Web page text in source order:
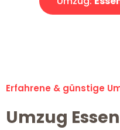
Erfahrene & günstige
Umzug